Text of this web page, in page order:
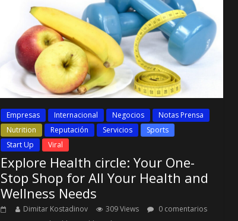
Empresas Internacional Negocios
Notas Prensa
Nutrition
Reputación Servicios
Sports
Start Up
Viral
Explore Health circle: Your One-
Stop Shop for All Your Health and
Wellness Needs
Dimitar Kostadinov 309 Views
0 comentarios